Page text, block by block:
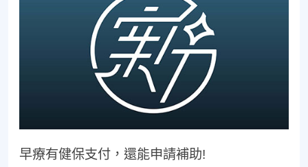
早療有健保支付，還能申請補助!